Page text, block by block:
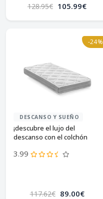
128.95€ 105.99€
-24%
DESCANSO Y SUEÑO
¡descubre el lujo del
descanso con el colchón
3.99
117.62€ 89.00€